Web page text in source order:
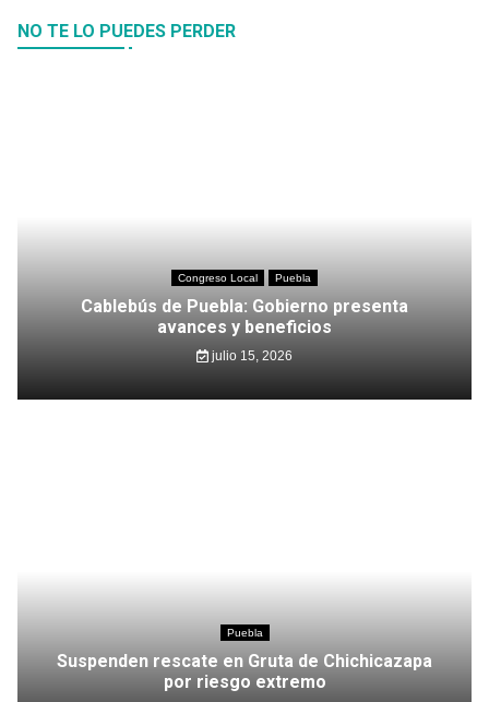
NO TE LO PUEDES PERDER
Congreso Local Puebla
Cablebús de Puebla: Gobierno presenta
avances y beneficios
julio 15, 2026
Puebla
Suspenden rescate en Gruta de Chichicazapa
por riesgo extremo